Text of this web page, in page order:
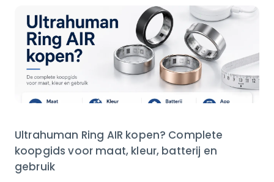
Ultrahuman Ring AIR kopen? Complete
koopgids voor maat, kleur, batterij en
gebruik